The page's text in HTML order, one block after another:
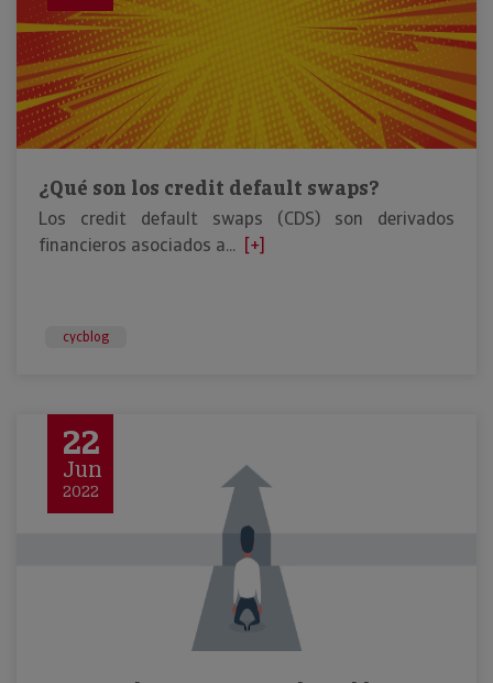
¿Qué son los credit default swaps?
Los credit default swaps (CDS) son derivados
financieros asociados a... [+]
cycblog
22
Jun
2022